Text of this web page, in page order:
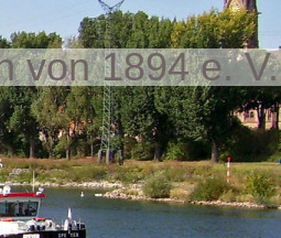
von 1894 e. V.